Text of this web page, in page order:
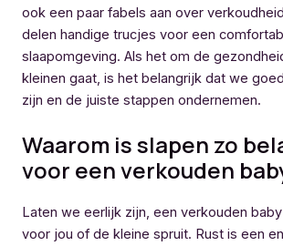
ook een paar fabels aan over
delen handige trucjes voor een
slaapomgeving. Als het om de
kleinen gaat, is het belangrijk dat we
zijn en de juiste stappen ondernemen.
Waarom is slapen zo
voor een verkouden
Laten we eerlijk zijn, een verkouden
voor jou of de kleine spruit. Rust is een